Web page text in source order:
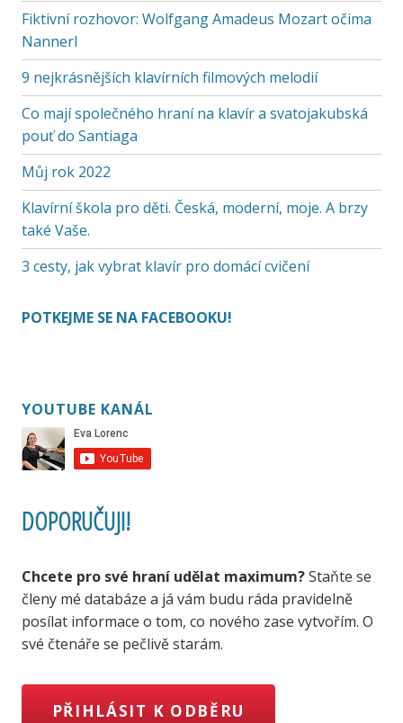
Fiktivní rozhovor: Wolfgang Amadeus Mozart očima
Nannerl
9 nejkrásnějších klavírních filmových melodií
Co mají společného hraní na klavír a svatojakubská
pouť do Santiaga
Můj rok 2022
Klavírní škola pro děti. Česká, moderní, moje. A brzy
také Vaše.
3 cesty, jak vybrat klavír pro domácí cvičení
POTKEJME SE NA FACEBOOKU!
YOUTUBE KANÁL
DOPORUČUJI!
Chcete pro své hraní udělat maximum?Staňte se
členy mé databáze a já vám budu ráda pravidelně
posílat informace o tom, co nového zase vytvořím. O
své čtenáře se pečlivě starám.
PŘIHLÁSIT K ODBĚRU